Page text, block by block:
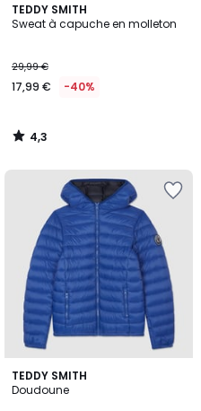
TEDDY SMITH
Sweat à capuche en molleton
29,99 €
17,99 € -40%
4,3
/ 5
4,3
/
TEDDY SMITH
Doudoune
4,9
/ 5
2
Couleurs